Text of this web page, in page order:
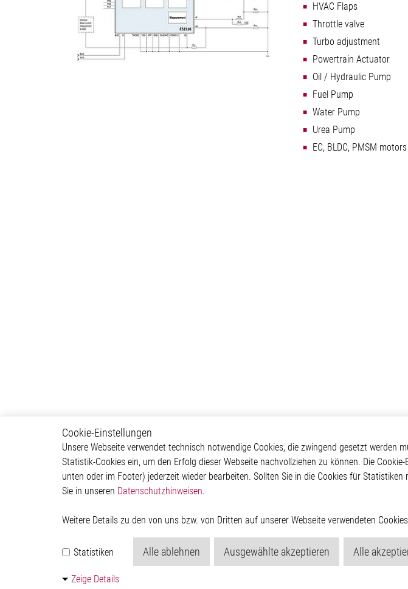
HVAC Flaps
Throttle valve
Turbo adjustment
Powertrain Actuator
Oil / Hydraulic Pump
Fuel Pump
Water Pump
Urea Pump
EC, BLDC, PMSM
Motor Control
Stepper Motor Controller IC
Brushless DC Motor
Controller IC
Produkte
Motor Control ICs
Interface ICs
Power Management ICs
Kontakt
Automotive
Our Solutions
Cookie-Einstellungen
Unsere Webseite verwendet technisch notwendige Cookies, die zwingend gesetzt
Statistik-Cookies ein, um den Erfolg dieser Webseite nachvollziehen zu können. Die
unten oder im Footer) jederzeit wieder bearbeiten. Sollten Sie in die Cookies für
Sie in unseren Datenschutzhinweisen.
Weitere Details zu den von uns bzw. von Dritten auf unserer Webseite verwendeten
Statistiken Alle ablehnen Ausgewählte akzeptieren Alle
Zeige Details